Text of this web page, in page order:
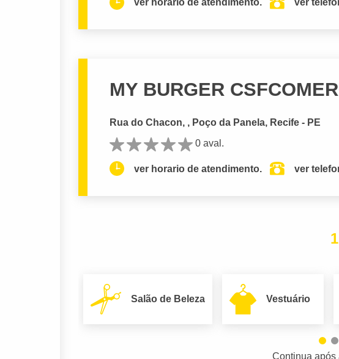
ver horario de atendimento. ver
MY BURGER
Rua do Chacon, , Poço da Panela, Recife - PE
0 aval.
ver horario de atendimento. ver
1
Salão de Beleza Vestuário
Continua após